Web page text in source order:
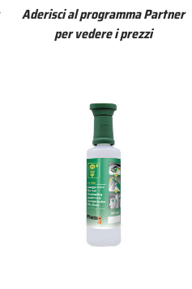
Aderisci al programma Partner
per vedere i prezzi